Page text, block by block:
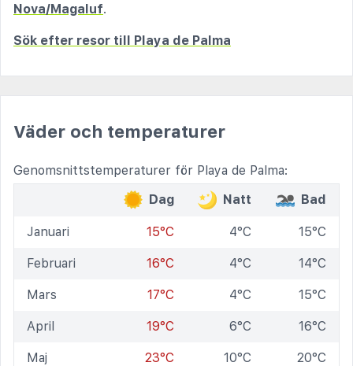
Nova/Magaluf.
Sök efter resor till Playa de Palma
Väder och temperaturer
Genomsnittstemperaturer för Playa de Palma:
Dag
Natt Bad
Januari 15°C 4°C 15°C
Februari 16°C 4°C 14°C
Mars 17°C 4°C 15°C
April 19°C 6°C 16°C
Maj 23°C 10°C 20°C